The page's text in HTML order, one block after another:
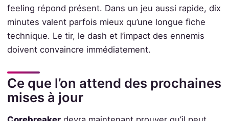
feeling répond présent. Dans un jeu aussi rapide, dix
minutes valent parfois mieux qu’une longue fiche
technique. Le tir, le dash et l’impact des ennemis
doivent convaincre immédiatement.
Ce que l’on attend des prochaines
mises à jour